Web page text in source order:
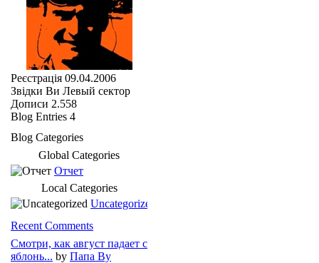
Реєстрація 09.04.2006
Звідки Ви Левый сектор
Дописи 2.558
Blog Entries 4
Blog Categories
Global Categories
Отчет
Local Categories
Uncategorized
Recent Comments
Смотри, как август падает с
яблонь... by Папа Ву